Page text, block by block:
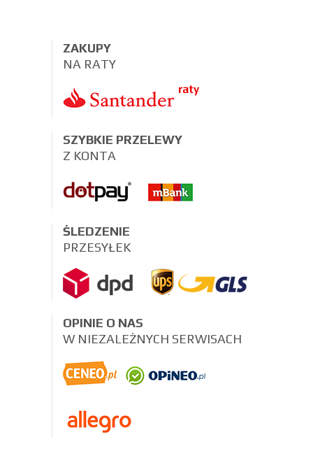
ZAKUPY
NA RATY
SZYBKIE PRZELEWY
Z KONTA
ŚLEDZENIE
PRZESYŁEK
OPINIE O NAS
W NIEZALEŻNYCH SERWISACH